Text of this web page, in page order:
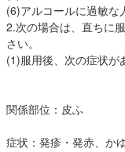
(6)アルコールに過敏な
2.次の場合は、直ちに
さい。
(1)服用後、次の症状が
関係部位：皮ふ
症状：発疹・発赤、か